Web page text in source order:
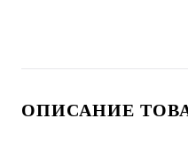
ОПИСАНИЕ